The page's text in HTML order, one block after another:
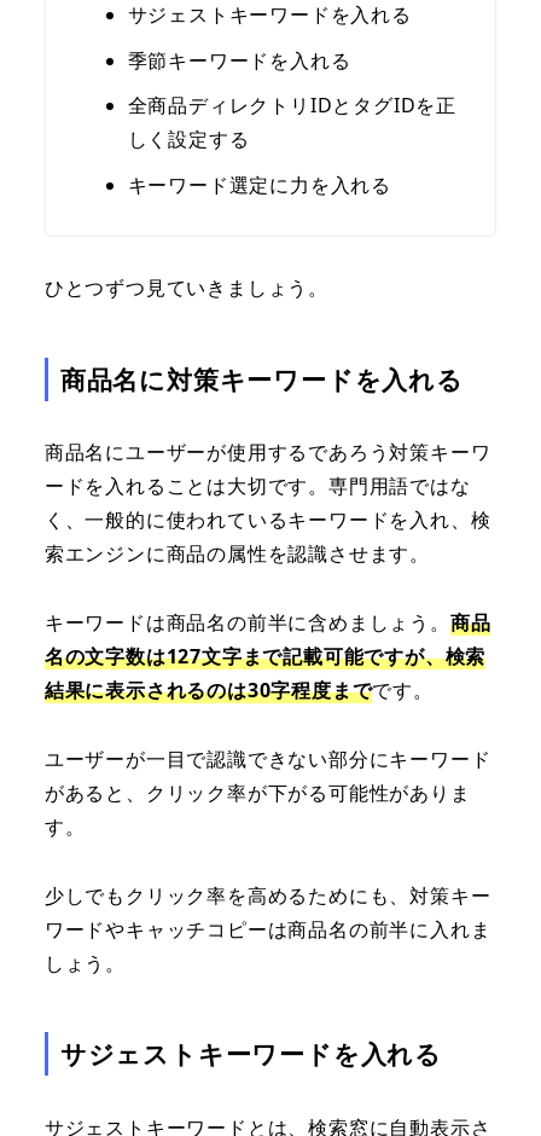
サジェストキーワードを入れる
季節キーワードを入れる
全商品ディレクトリIDとタグIDを正
しく設定する
キーワード選定に力を入れる
ひとつずつ見ていきましょう。
商品名に対策キーワードを入れる
商品名にユーザーが使用するであろう対策キーワ
ードを入れることは大切です。専門用語ではな
く、一般的に使われているキーワードを入れ、検
索エンジンに商品の属性を認識させます。
キーワードは商品名の前半に含めましょう。 商品
名の文字数は127文字まで記載可能ですが、検索
結果に表示されるのは30字程度までです。
ユーザーが一目で認識できない部分にキーワード
があると、クリック率が下がる可能性がありま
す。
少しでもクリック率を高めるためにも、対策キー
ワードやキャッチコピーは商品名の前半に入れま
しょう。
サジェストキーワードを入れる
サジェストキーワードとは、検索窓に自動表示さ